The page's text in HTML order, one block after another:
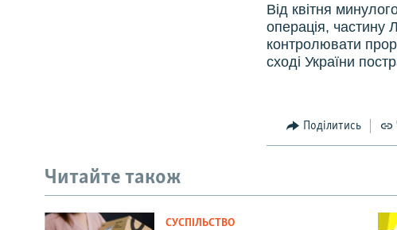
Від квітня
операція, частину
контролювати
сході України
Поділитись
Читайте також
СУСПІЛЬСТВО